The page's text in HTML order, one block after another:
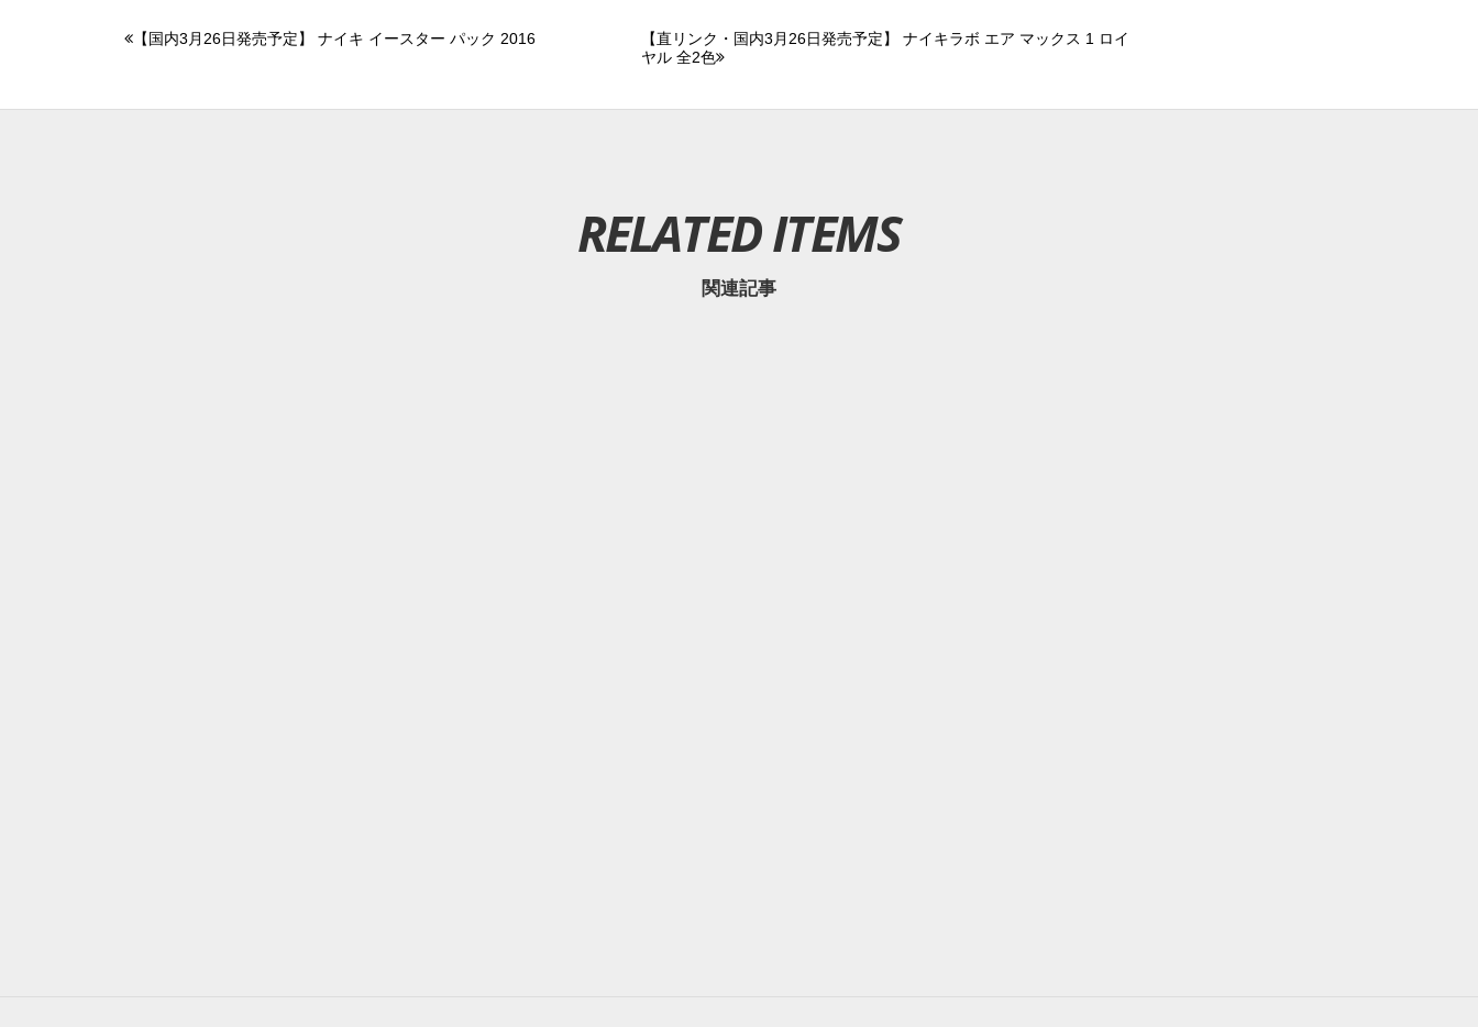
【国内3月26日発売予定】 ナイキ イースター パック 2016
【直リンク・国内3月26日発売予定】 ナイキラボ エア マックス 1 ロイ
ヤル 全2色
RELATED ITEMS
関連記事